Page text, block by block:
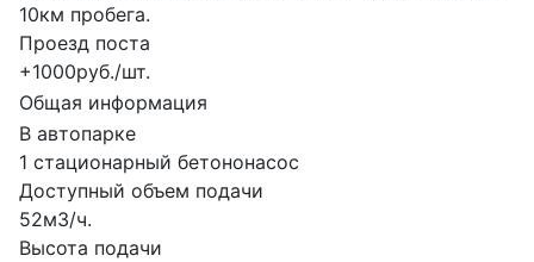
10км пробега.
Проезд поста
+1000руб./шт.
Общая информация
В автопарке
1 стационарный бетононасос
Доступный объем подачи
52м3/ч.
Высота подачи